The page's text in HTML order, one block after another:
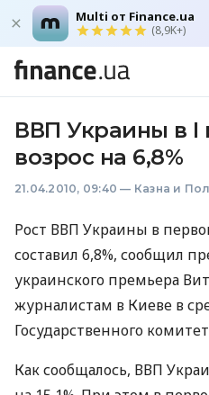
Multi от Finance.ua
(8,9K+)
ВВП Украины в I
возрос на 6,8%
21.04.2010, 09:40 — Казна и
Рост ВВП Украины в
составил 6,8%, сообщил
украинского премьера
журналистам в Киеве в
Государственного
Как сообщалось, ВВП